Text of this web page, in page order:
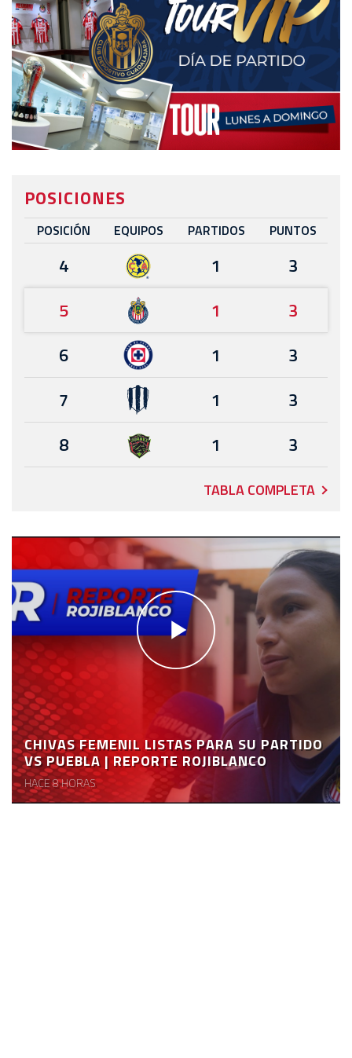
POSICIONES
POSICIÓN EQUIPOS PARTIDOS PUNTOS
4 1
3
5
1
3
6
1
3
7
1
3
8
1 3
TABLA COMPLETA
CHIVAS FEMENIL LISTAS PARA SU PARTIDO
VS PUEBLA | REPORTE ROJIBLANCO
HACE 8 HORAS